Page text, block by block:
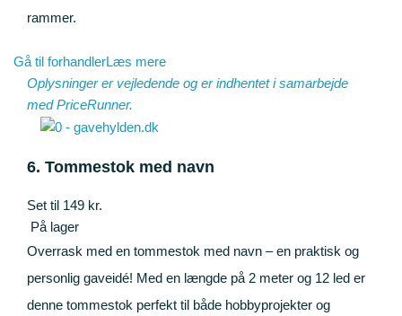
rammer.
Gå til forhandlerLæs mere
Oplysninger er vejledende og er indhentet i samarbejde
medPriceRunner.
6. Tommestok med navn
Set til 149 kr.
På lager
Overrask med en tommestok med navn – en praktisk og
personlig gaveidé! Med en længde på 2 meter og 12 led er
denne tommestok perfekt til både hobbyprojekter og